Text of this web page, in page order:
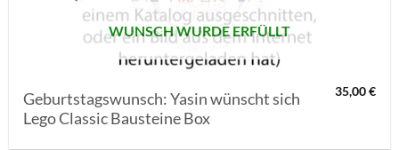
WUNSCH WURDE ERFÜLLT
Geburtstagswunsch: Yasin wünscht sich
Lego Classic Bausteine Box
35,00€